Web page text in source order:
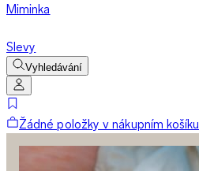
Miminka
Slevy
Vyhledávání
Žádné položky v nákupním košíku